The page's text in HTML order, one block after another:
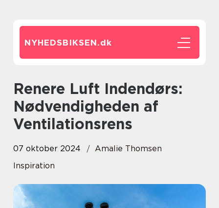
NYHEDSBIKSEN.dk
Renere Luft Indendørs:
Nødvendigheden af
Ventilationsrens
07 oktober 2024
Amalie Thomsen
Inspiration